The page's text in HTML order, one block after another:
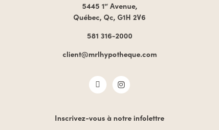
5445 1erAvenue,
Québec, Qc, G1H 2V6
581 316-2000
client@mrlhypotheque.com
Inscrivez-vous à notre infolettre